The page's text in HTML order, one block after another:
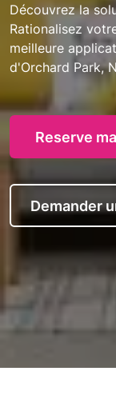
Découvrez la
Rationalisez
meilleure
d'Orchard Park,
Reserve
Demander